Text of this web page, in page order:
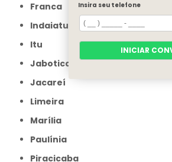
Franca
Indaiatuba
Itu
Jaboticabal
Jacareí
Limeira
Marília
Paulínia
Piracicaba
Insira seu telefone
INICIAR